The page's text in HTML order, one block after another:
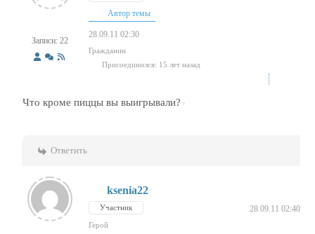
Записи: 22
Автор темы
28.09.11 02:30
Гражданин
Присоединился: 15 лет назад
Что кроме пиццы вы выигрывали?
Ответить
ksenia22
Участник 28.09.11 02:40
Герой